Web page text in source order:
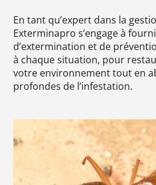
En tant qu’expert dans la
Exterminapro s’engage à
d’extermination et de
à chaque situation, pour
votre environnement tout en
profondes de l’infestation.